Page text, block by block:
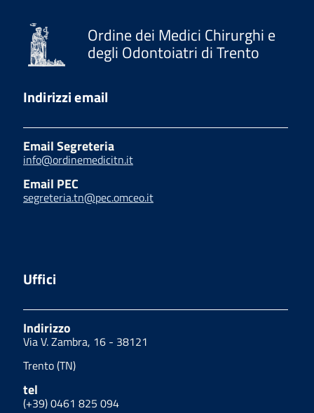
Ordine dei Medici Chirurghi e
degli Odontoiatri di Trento
Indirizzi email
Email Segreteria
info@ordinemedicitn.it
Email PEC
segreteria.tn@pec.omceo.it
Uffici
Indirizzo
Via V. Zambra, 16 - 38121
Trento (TN)
tel
(+39) 0461 825 094